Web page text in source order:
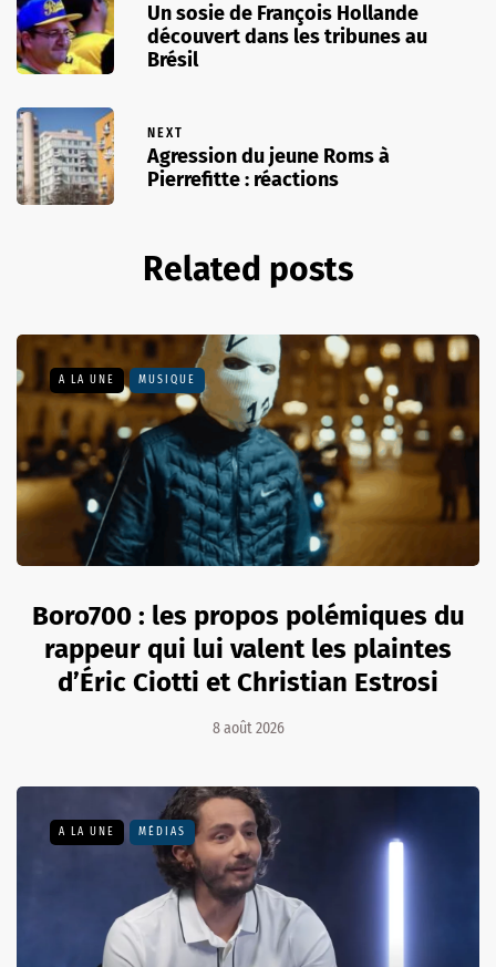
Un sosie de François Hollande
découvert dans les tribunes au
Brésil
NEXT
Agression du jeune Roms à
Pierrefitte : réactions
Related posts
A LA UNE MUSIQUE
Boro700 : les propos polémiques du
rappeur qui lui valent les plaintes
d’Éric Ciotti et Christian Estrosi
8 août 2026
A LA UNE MÉDIAS